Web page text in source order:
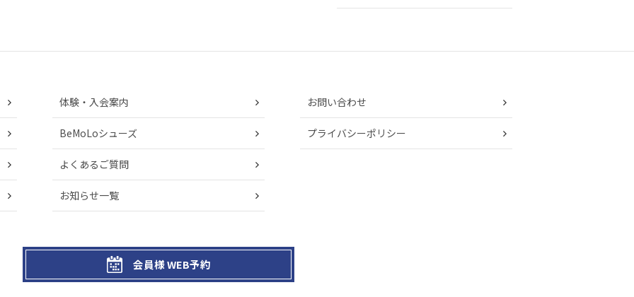
体験・入会案内
BeMoLoシューズ
よくあるご質問
お知らせ一覧
お問い合わせ
プライバシーポリシー
会員様 WEB予約